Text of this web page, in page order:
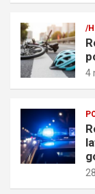
/
4
i
o
6
7
k
m
h
maja
2026
Kalinowska
e
p
o
c
maja
2026
Kalinowska